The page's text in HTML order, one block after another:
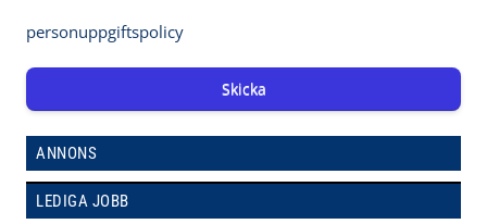
personuppgiftspolicy
Skicka
ANNONS
LEDIGA JOBB